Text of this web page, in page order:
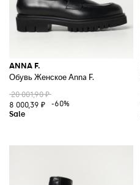
ANNA F.
Обувь Женское Anna F.
20 001,90 ₽
8 000,39 ₽
-60%